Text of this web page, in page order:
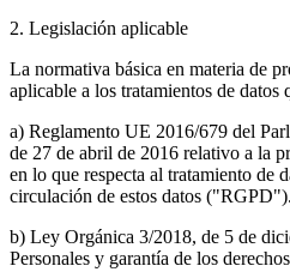
2. Legislación aplicable
La normativa básica en materia de
aplicable a los tratamientos de datos
a) Reglamento UE 2016/679 del
de 27 de abril de 2016 relativo a la
en lo que respecta al tratamiento de
circulación de estos datos ("RGPD").
b) Ley Orgánica 3/2018, de 5 de
Personales y garantía de los